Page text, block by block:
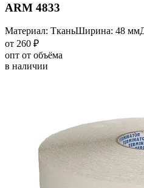
ARM 4833
Материал: ТканьШирина: 48 мм
от 260 ₽
опт от объёма
в наличии